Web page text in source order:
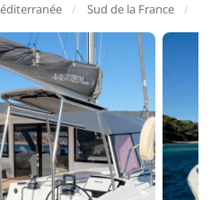
Sud de la France